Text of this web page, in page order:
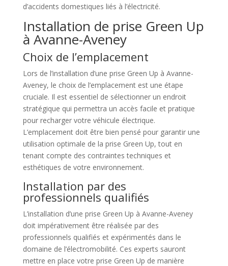
d’accidents domestiques liés à l’électricité.
Installation de prise Green Up
à Avanne-Aveney
Choix de l’emplacement
Lors de l’installation d’une prise Green Up à Avanne-
Aveney, le choix de l’emplacement est une étape
cruciale. Il est essentiel de sélectionner un endroit
stratégique qui permettra un accès facile et pratique
pour recharger votre véhicule électrique.
L’emplacement doit être bien pensé pour garantir une
utilisation optimale de la prise Green Up, tout en
tenant compte des contraintes techniques et
esthétiques de votre environnement.
Installation par des
professionnels qualifiés
L’installation d’une prise Green Up à Avanne-Aveney
doit impérativement être réalisée par des
professionnels qualifiés et expérimentés dans le
domaine de l’électromobilité. Ces experts sauront
mettre en place votre prise Green Up de manière